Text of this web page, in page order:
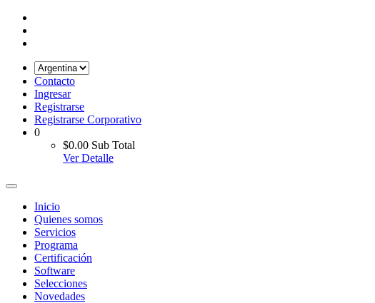
Contacto
Ingresar
Registrarse
Registrarse Corporativo
0
$0.00 Sub Total
Ver Detalle
Inicio
Quienes somos
Servicios
Programa
Certificación
Software
Selecciones
Novedades